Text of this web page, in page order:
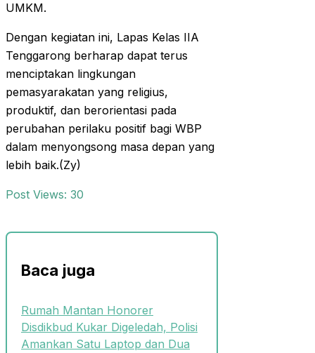
UMKM.
Dengan kegiatan ini, Lapas Kelas IIA
Tenggarong berharap dapat terus
menciptakan lingkungan
pemasyarakatan yang religius,
produktif, dan berorientasi pada
perubahan perilaku positif bagi WBP
dalam menyongsong masa depan yang
lebih baik.(Zy)
Post Views: 30
Baca juga
Rumah Mantan Honorer
Disdikbud Kukar Digeledah, Polisi
Amankan Satu Laptop dan Dua